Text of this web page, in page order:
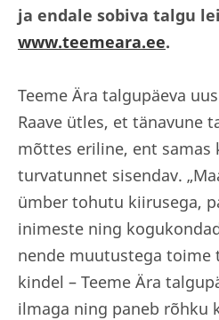
ja endale sobiva talgu
www.teemeara.ee.
Teeme Ära talgupäeva
Raave ütles, et tänavune
mõttes eriline, ent samas
turvatunnet sisendav.
ümber tohutu kiirusega,
inimeste ning
nende muutustega toime
kindel – Teeme Ära
ilmaga ning paneb rõhku